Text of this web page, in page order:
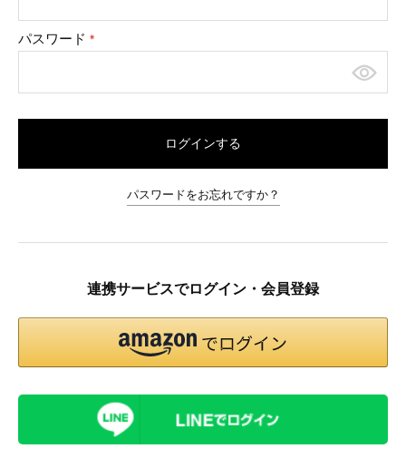
パスワード
(必
ログインする
パスワードをお忘れですか？
連携サービスでログイン・会員登録